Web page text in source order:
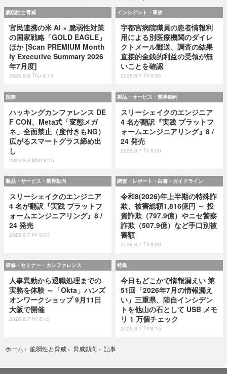
脆弱性と脅威
官民連携の米 AI × 脆弱性対策
の国家戦略「GOLD EAGLE」
ほか [Scan PREMIUM Month
ly Executive Summary 2026
年7月度]
2026.8.6 Thu 8:15
インシデント・事故
宇都宮病院職員の患者情報利
用による別医療機関のダイレ
クトメール郵送、調査の結果
直接的金銭的利益の受領が無
いことを確認
2026.8.7 Fri 8:05
国際
ハッキングカンファレンス DE
F CON、Meta式「変態メガ
ネ」全面禁止（度付きもNG）
広がるスマートグラス締め出
し
2026.8.3 Mon 8:15
製品・サービス・業界動向
スリーシェイクのエンジニア
4 名が翻訳『実践 プラットフ
ォームエンジニアリング』8 /
24 発売
2026.8.7 Fri 8:00
製品・サービス・業界動向
スリーシェイクのエンジニア
4 名が翻訳『実践 プラットフ
ォームエンジニアリング』8 /
24 発売
2026.8.7 Fri 8:00
調査・レポート・白書・ガイドライン
令和8(2026)年上半期の特殊詐
欺、被害総額1,816億円 ～ 投
資詐欺（797.9億）やニセ警察
詐欺（507.9億）など手口別被
害額
2026.8.7 Fri 8:00
研修・セミナー・カンファレンス
人事異動から退職処理までの
実務を体験 ～「Okta」ハンズ
オンワークショップ 9月11日
大阪で開催
2026.8.7 Fri 8:10
特集
今日もどこかで情報漏えい 第
51回「2026年7月の情報漏え
い」三重県、陸自インシデン
トを他山の石として USB メモ
リ 1 万個チェック
2026.8.7 Fri 8:15
ホーム › 脆弱性と脅威 › 脅威動向 › 記事